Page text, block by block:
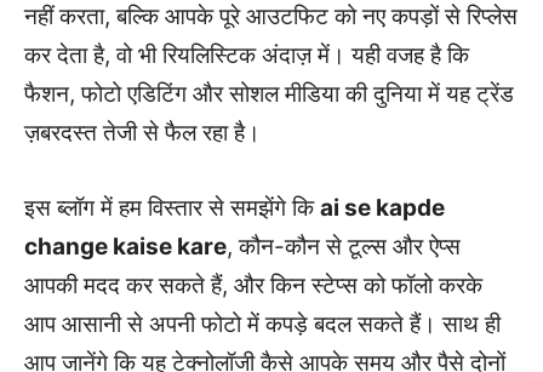
नहीं करता, बल्कि आपके पूरे आउटफिट को नए कपड़ों से रिप्लेस
कर देता है, वो भी रियलिस्टिक अंदाज़ में। यही वजह है कि
फैशन, फोटो एडिटिंग और सोशल मीडिया की दुनिया में यह ट्रेंड
ज़बरदस्त तेजी से फैल रहा है।
इस ब्लॉग में हम विस्तार से समझेंगे किai se kapde
change kaise kare, कौन-कौन से टूल्स और ऐप्स
आपकी मदद कर सकते हैं, और किन स्टेप्स को फॉलो करके
आप आसानी से अपनी फोटो में कपड़े बदल सकते हैं। साथ ही
आप जानेंगे कि यह टेक्नोलॉजी कैसे आपके समय और पैसे दोनों